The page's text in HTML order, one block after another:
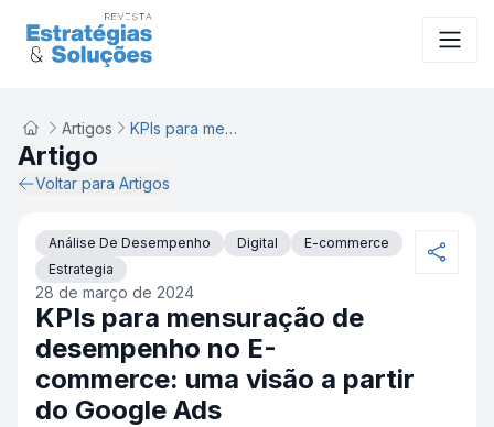
Artigos KPIs para mensuração de desempenho no E-commerce: uma visão a partir do Google Ads
Artigo
Voltar para Artigos
Análise De Desempenho Digital
E-commerce
Estrategia
28 de março de 2024
KPIs para mensuração de
desempenho no E-
commerce: uma visão a partir
do Google Ads